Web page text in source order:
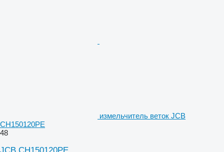
измельчитель веток JCB
CH150120PE
48